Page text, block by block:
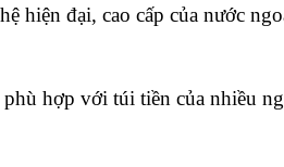
hiện đại, cao cấp của nước
hợp với túi tiền của nhiều